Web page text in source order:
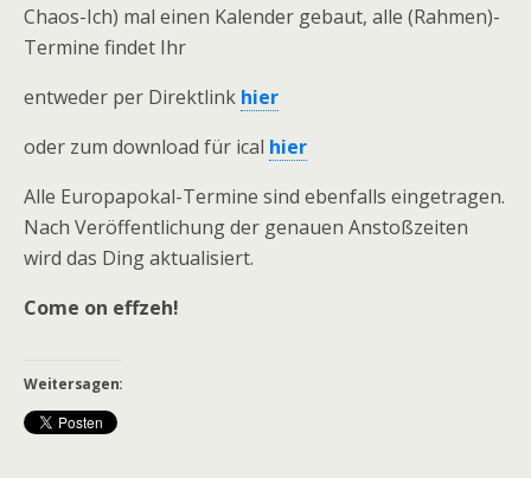
Chaos-Ich) mal einen Kalender gebaut, alle (Rahmen)-
Termine findet Ihr
entweder per Direktlink hier
oder zum download für ical hier
Alle Europapokal-Termine sind ebenfalls eingetragen.
Nach Veröffentlichung der genauen Anstoßzeiten
wird das Ding aktualisiert.
Come on effzeh!
Weitersagen: